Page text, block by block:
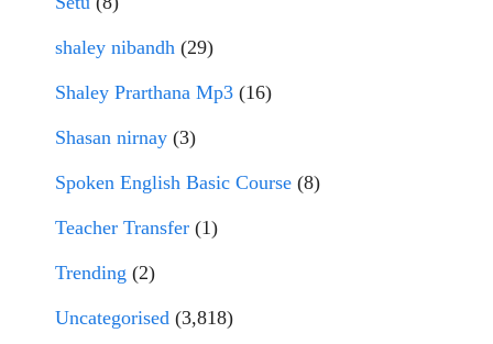
shaley nibandh (29)
Shaley Prarthana Mp3 (16)
Shasan nirnay (3)
Spoken English Basic Course (8)
Teacher Transfer (1)
Trending (2)
Uncategorised (3,818)